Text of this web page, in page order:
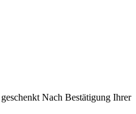
Nach Bestätigung Ihrer